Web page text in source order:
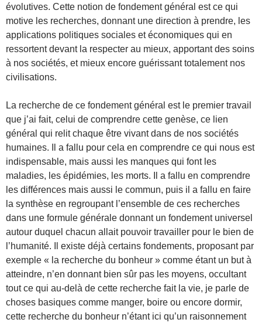
évolutives. Cette notion de fondement général est ce qui
motive les recherches, donnant une direction à prendre, les
applications politiques sociales et économiques qui en
ressortent devant la respecter au mieux, apportant des soins
à nos sociétés, et mieux encore guérissant totalement nos
civilisations.
La recherche de ce fondement général est le premier travail
que j’ai fait, celui de comprendre cette genèse, ce lien
général qui relit chaque être vivant dans de nos sociétés
humaines. Il a fallu pour cela en comprendre ce qui nous est
indispensable, mais aussi les manques qui font les
maladies, les épidémies, les morts. Il a fallu en comprendre
les différences mais aussi le commun, puis il a fallu en faire
la synthèse en regroupant l’ensemble de ces recherches
dans une formule générale donnant un fondement universel
autour duquel chacun allait pouvoir travailler pour le bien de
l’humanité. Il existe déjà certains fondements, proposant par
exemple « la recherche du bonheur » comme étant un but à
atteindre, n’en donnant bien sûr pas les moyens, occultant
tout ce qui au-delà de cette recherche fait la vie, je parle de
choses basiques comme manger, boire ou encore dormir,
cette recherche du bonheur n’étant ici qu’un raisonnement